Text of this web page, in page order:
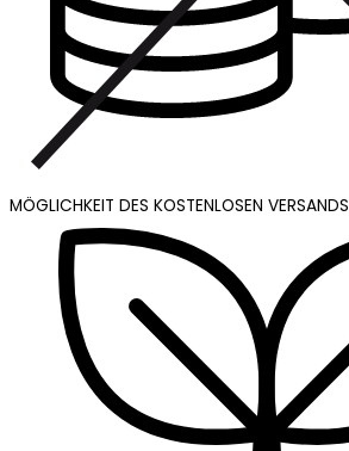
MÖGLICHKEIT DES KOSTENLOSEN VERSANDS